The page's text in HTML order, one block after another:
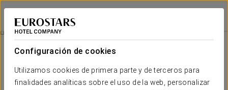
Configuración de cookies
Utilizamos cookies de primera parte y de terceros para
finalidades analíticas sobre el uso de la web, personalizar
Eurostars Langford
MIAMI
Experiencia Nupcial